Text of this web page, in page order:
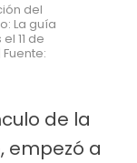
del
La guía
11 de
de la
, empezó a